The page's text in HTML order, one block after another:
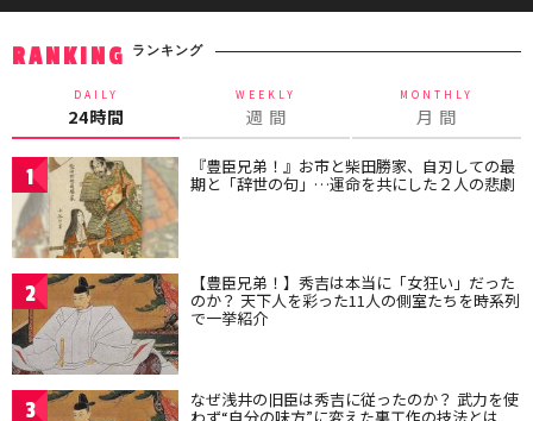
RANKING ランキング
DAILY
24時間
WEEKLY
週 間
MONTHLY
月 間
1 『豊臣兄弟！』お市と柴田勝家、自刃しての最
期と「辞世の句」…運命を共にした２人の悲劇
2 【豊臣兄弟！】秀吉は本当に「女狂い」だった
のか？ 天下人を彩った11人の側室たちを時系列
で一挙紹介
3 なぜ浅井の旧臣は秀吉に従ったのか？ 武力を使